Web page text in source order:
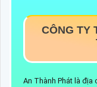
CÔNG TY
An Thành Phát là địa